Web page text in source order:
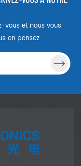
vous et nous vous
en pensez.